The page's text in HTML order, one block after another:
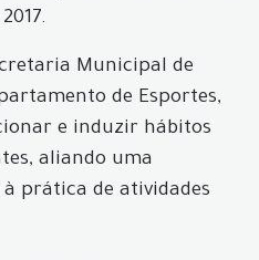
Municipal de
de Esportes,
e induzir hábitos
aliando uma
prática de atividades